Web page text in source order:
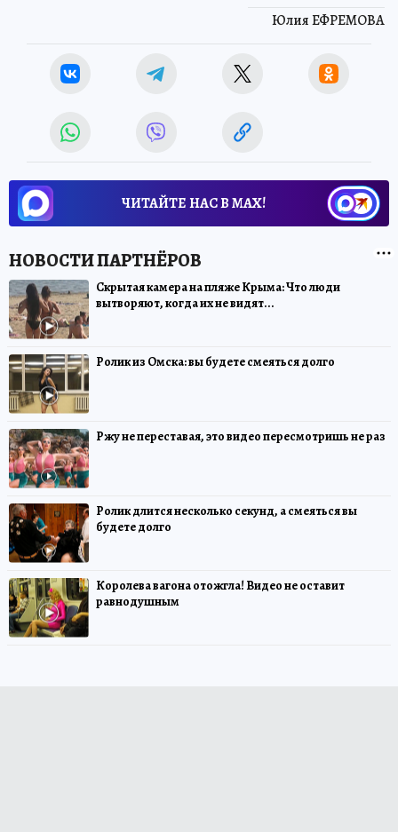
Юлия ЕФРЕМОВА
ЧИТАЙТЕ НАС В МАХ!
Скрытая камера на пляже Крыма: Что люди
вытворяют, когда их не видят...
Ролик из Омска: вы будете смеяться долго
Ржу не переставая, это видео пересмотришь не раз
Ролик длится несколько секунд, а смеяться вы
будете долго
Королева вагона отожгла! Видео не оставит
равнодушным